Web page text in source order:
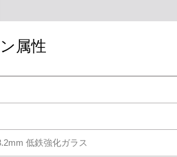
属性
低鉄強化ガラス